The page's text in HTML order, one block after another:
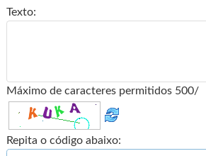
Texto:
Máximo de caracteres permitidos 500/
Repita o código abaixo: